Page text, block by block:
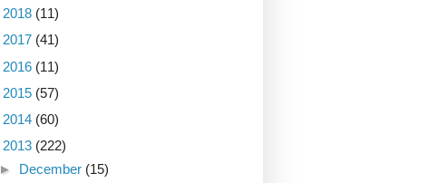
2018 (11)
2017 (41)
2016 (11)
2015 (57)
2014 (60)
2013 (222)
► December (15)